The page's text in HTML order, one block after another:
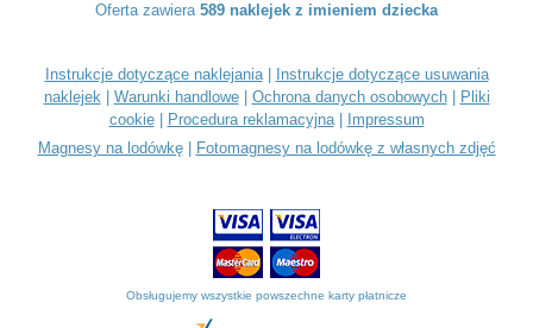
Oferta zawiera 589 naklejek z imieniem dziecka
Instrukcje dotyczące naklejania|
Instrukcje dotyczące usuwania
naklejek| Warunki handlowe| Ochrona danych osobowych|
Pliki
cookie| Procedura reklamacyjna|
Impressum
Magnesy na lodówkę| Fotomagnesy na lodówkę z własnych zdjęć
Obsługujemy wszystkie powszechne karty płatnicze